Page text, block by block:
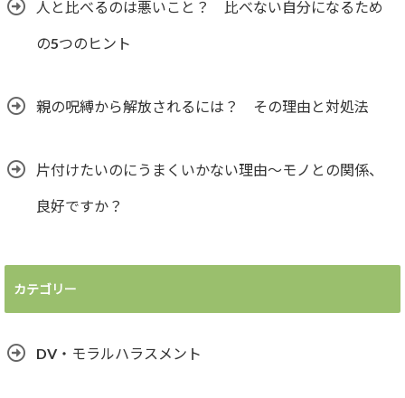
人と比べるのは悪いこと？ 比べない自分になるため
の5つのヒント
親の呪縛から解放されるには？ その理由と対処法
片付けたいのにうまくいかない理由～モノとの関係、
良好ですか？
カテゴリー
DV・モラルハラスメント